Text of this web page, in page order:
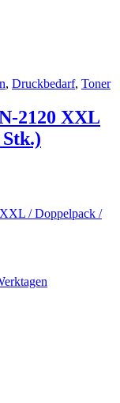
, Druckbedarf, Toner
2120 XXL
/ Doppelpack /